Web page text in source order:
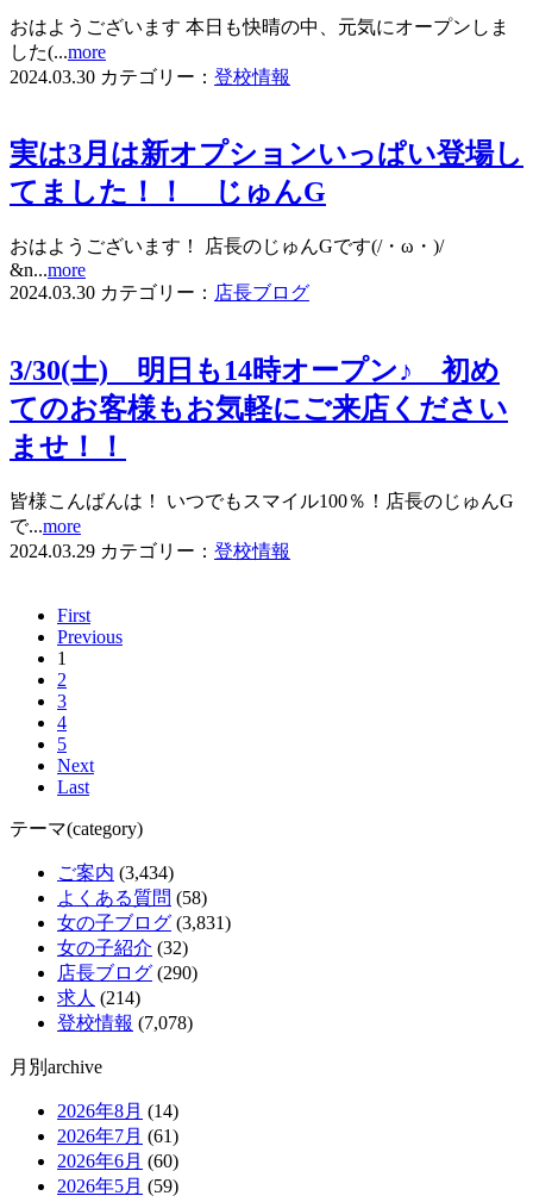
おはようございます 本日も快晴の中、元気にオープンしま
した(...more
2024.03.30 カテゴリー： 登校情報
実は3月は新オプションいっぱい登場し
てました！！ じゅんG
おはようございます！ 店長のじゅんGです(/・ω・)/
&n...more
2024.03.30 カテゴリー： 店長ブログ
3/30(土) 明日も14時オープン♪ 初め
てのお客様もお気軽にご来店ください
ませ！！
皆様こんばんは！ いつでもスマイル100％！店長のじゅんG
で...more
2024.03.29 カテゴリー： 登校情報
First
Previous
1
2
3
4
5
Next
Last
テーマ(category)
ご案内 (3,434)
よくある質問 (58)
女の子ブログ (3,831)
女の子紹介 (32)
店長ブログ (290)
求人 (214)
登校情報 (7,078)
月別archive
2026年8月 (14)
2026年7月 (61)
2026年6月 (60)
2026年5月 (59)